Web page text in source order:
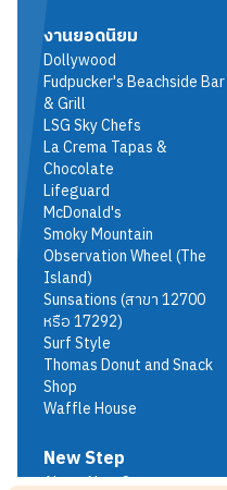
งานยอดนิยม
Dollywood
Fudpucker's Beachside Bar
& Grill
LSG Sky Chefs
La Crema Tapas &
Chocolate
Lifeguard
McDonald's
Smoky Mountain
Observation Wheel (The
Island)
Sunsations (สาขา 12700
หรือ 17292)
Surf Style
Thomas Donut and Snack
Shop
Waffle House
New Step
About New Step